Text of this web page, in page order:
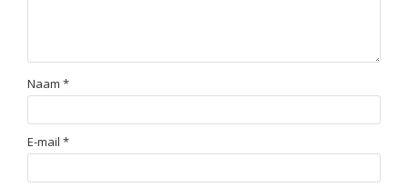
Naam *
E-mail *